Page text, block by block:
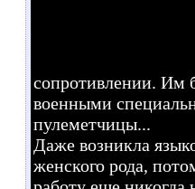
сопротивлении. Им
военными
пулеметчицы...
Даже возникла
женского рода,